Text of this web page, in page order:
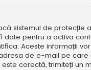
sistemul de protecție
pentru a activa
Aceste informații
de e-mail pe
corectă, trimiteți un